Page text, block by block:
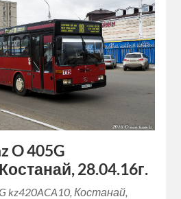
O 405G
28.04.16г.
kz420ACA10, Костанай,